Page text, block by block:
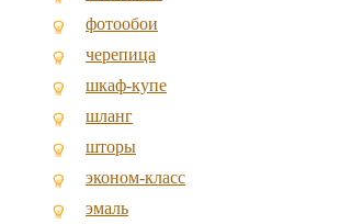
фотообои
черепица
шкаф-купе
шланг
шторы
эконом-класс
эмаль